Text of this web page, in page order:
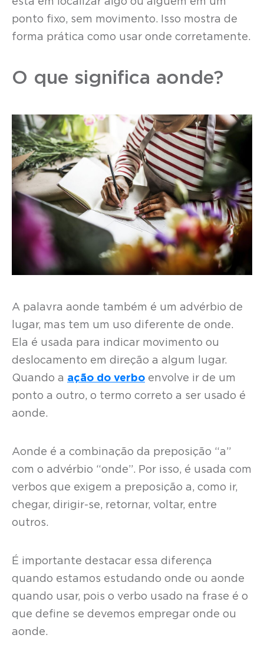
ponto fixo, sem movimento. Isso mostra de
forma prática como usar onde corretamente.
O que significa aonde?
A palavra aonde também é um advérbio de
lugar, mas tem um uso diferente de onde.
Ela é usada para indicar movimento ou
deslocamento em direção a algum lugar.
Quando a ação do verbo envolve ir de um
ponto a outro, o termo correto a ser usado é
aonde.
Aonde é a combinação da preposição “a”
com o advérbio “onde”. Por isso, é usada com
verbos que exigem a preposição a, como ir,
chegar, dirigir-se, retornar, voltar, entre
outros.
É importante destacar essa diferença
quando estamos estudando onde ou aonde
quando usar, pois o verbo usado na frase é o
que define se devemos empregar onde ou
aonde.